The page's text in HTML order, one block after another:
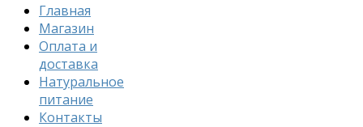
Главная
Магазин
Оплата и
доставка
Натуральное
питание
Контакты